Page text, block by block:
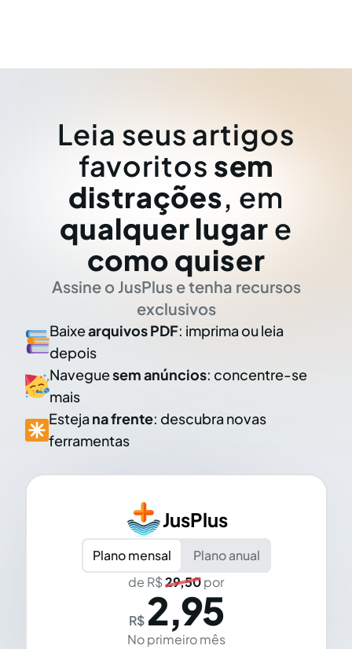
Leia seus artigos
favoritos sem
distrações, em
qualquer lugar e
como quiser
Assine o JusPlus e tenha recursos
exclusivos
Baixearquivos PDF: imprima ou leia
depois
Naveguesem anúncios: concentre-se
mais
Esteja na frente: descubra novas
ferramentas
JusPlus
Plano mensal
Plano anual
de R$29,50por
R$ 2,95
No primeiro mês